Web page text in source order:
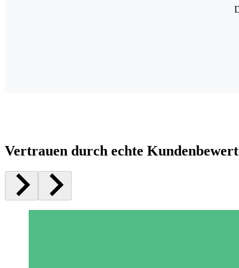
Vertrauen durch echte